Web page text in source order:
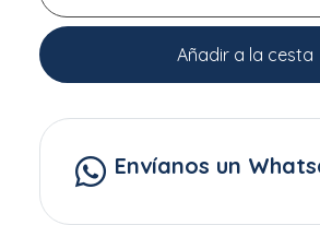
Añadir a la cesta
Envíanos un